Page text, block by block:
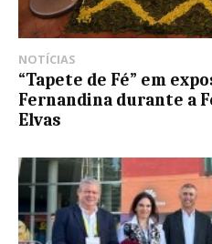
NOTÍCIAS
“Tapete de Fé” em
Fernandina durante a
Elvas